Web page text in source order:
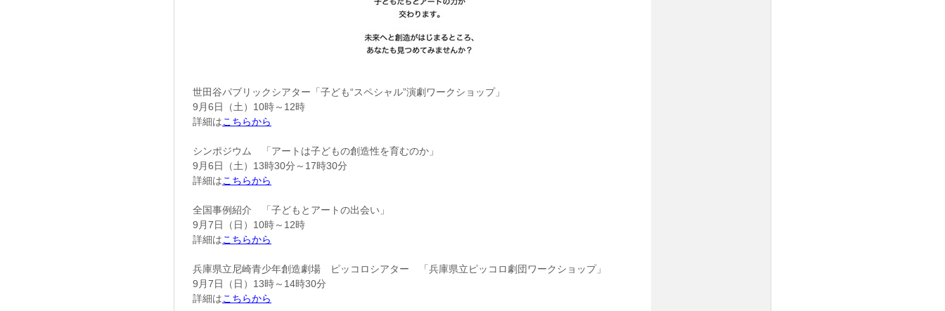
世田谷パブリックシアター「子ども“スペシャル”演劇ワークショップ」
9月6日（土）10時～12時
詳細はこちらから
シンポジウム 「アートは子どもの創造性を育むのか」
9月6日（土）13時30分～17時30分
詳細はこちらから
全国事例紹介 「子どもとアートの出会い」
9月7日（日）10時～12時
詳細はこちらから
兵庫県立尼崎青少年創造劇場 ピッコロシアター 「兵庫県立ピッコロ劇団ワークショップ」
9月7日（日）13時～14時30分
詳細はこちらから